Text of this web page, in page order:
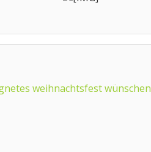
weihnachtsfest